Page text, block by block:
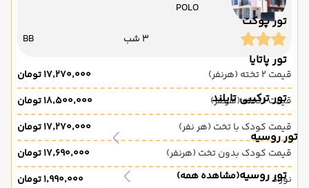
تور پوکت
تور پاتایا
تور ترکیبی تایلند
تور روسیه
تور روسیه(مشاهده همه)
POLO
3 شب BB
قیمت 2 تخته (هرنفر)
۱۷٬۲۷۰٬۰۰۰ تومان
قیمت 1 تخته (هرنفر)
۱۸٬۵۰۰٬۰۰۰ تومان
قیمت کودک با تخت (هر نفر)
۱۷٬۲۷۰٬۰۰۰ تومان
قیمت کودک بدون تخت (هرنفر)
۱۷٬۶۹۰٬۰۰۰ تومان
نوزاد
۱٬۹۹۰٬۰۰۰ تومان